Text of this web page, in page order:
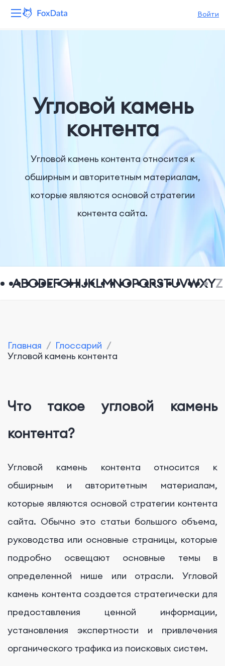
Войти
Решения
Ресурсы
Компания
Угловой камень
контента
Угловой камень контента относится к
обширным и авторитетным материалам,
которые являются основой стратегии
контента сайта.
ABCDEFGHIJKLMNOPQRSTUVWXYZ
Главная / Глоссарий /
Угловой камень контента
Что такое угловой камень
контента?
Угловой камень контента относится к
обширным и авторитетным материалам,
которые являются основой стратегии контента
сайта. Обычно это статьи большого объема,
руководства или основные страницы, которые
подробно освещают основные темы в
определенной нише или отрасли. Угловой
камень контента создается стратегически для
предоставления ценной информации,
установления экспертности и привлечения
органического трафика из поисковых систем.